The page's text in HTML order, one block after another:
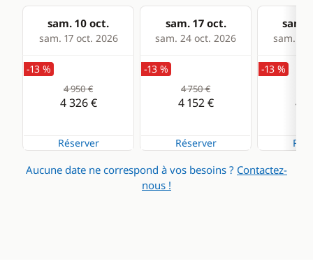
sam. 10 oct.
sam. 17 oct. 2026
sam. 17 oct.
sam. 24 oct. 2026
sam.
sam. 31
-13 %
4 950 €
4 326 €
Réserver
-13 %
4 750 €
4 152 €
Réserver
-13 %
4
Aucune date ne correspond à vos besoins ? Contactez-
nous !